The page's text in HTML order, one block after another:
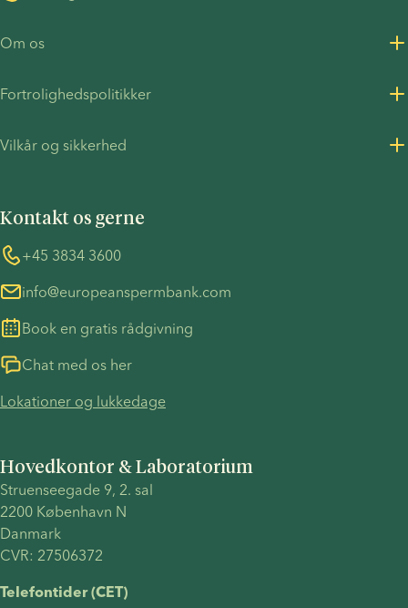
Hovedkontor & Laboratorium
Struenseegade 9, 2. sal
2200 København N
Danmark
CVR: 27506372
Telefontider (CET)
Kontakt os gerne
+45 3834 3600
info@europeanspermbank.com
Book en gratis rådgivning
Chat med os her
Lokationer og lukkedage
Om os
Pressemeddelelser
Information vedrørende TP53-sagen
Fortrolighedspolitikker
Vilkår og sikkerhed
COVID-19 forholdsregler
Whistleblower